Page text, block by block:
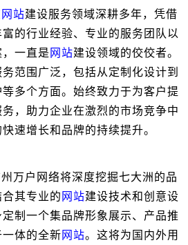
网站建设服务领域深耕多年，凭借
的行业经验、专业的服务团队以
一直是 网站建设领域的佼佼者。
范围广泛，包括从定制化设计到
多个方面。始终致力于为客户提
务，助力企业在激烈的市场竞争中
速增长和品牌的持续提升。
万户网络将深度挖掘七大洲的品
其专业的 网站建设技术和创意设
制一个集品牌形象展示、产品推
体的全新 网站。这将为国内外用